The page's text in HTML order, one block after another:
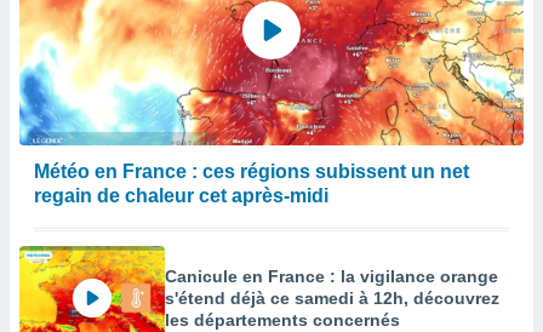
Météo en France : ces régions subissent un net
regain de chaleur cet après-midi
Canicule en France : la vigilance orange
s'étend déjà ce samedi à 12h, découvrez
les départements concernés